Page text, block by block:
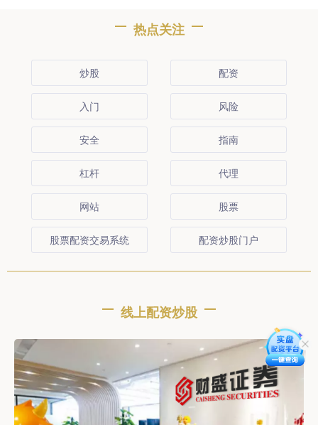
热点关注
炒股 配资
入门 风险
安全 指南
杠杆 代理
网站 股票
股票配资交易系统 配资炒股门户
线上配资炒股